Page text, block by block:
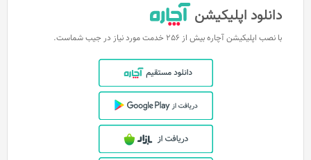
دانلود اپلیکیشن
با نصب اپلیکیشن آچاره بیش از 256 خدمت مورد نیاز در جیب شماست.